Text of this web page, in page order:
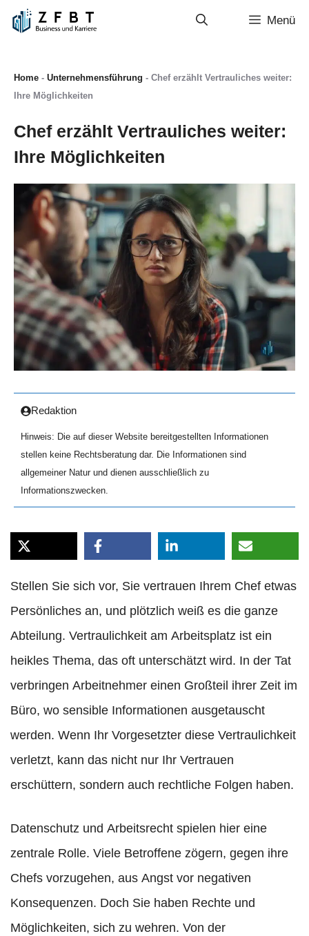
Zum
Inhalt
Menü
Home - Unternehmensführung - Chef erzählt Vertrauliches weiter:
Ihre Möglichkeiten
Chef erzählt Vertrauliches weiter:
Ihre Möglichkeiten
Redaktion
Hinweis: Die auf dieser Website bereitgestellten Informationen
stellen keine Rechtsberatung dar. Die Informationen sind
allgemeiner Natur und dienen ausschließlich zu
Informationszwecken.
Stellen Sie sich vor, Sie vertrauen Ihrem Chef etwas
Persönliches an, und plötzlich weiß es die ganze
Abteilung. Vertraulichkeit am Arbeitsplatz ist ein
heikles Thema, das oft unterschätzt wird. In der Tat
verbringen Arbeitnehmer einen Großteil ihrer Zeit im
Büro, wo sensible Informationen ausgetauscht
werden. Wenn Ihr Vorgesetzter diese Vertraulichkeit
verletzt, kann das nicht nur Ihr Vertrauen
erschüttern, sondern auch rechtliche Folgen haben.
Datenschutz und Arbeitsrecht spielen hier eine
zentrale Rolle. Viele Betroffene zögern, gegen ihre
Chefs vorzugehen, aus Angst vor negativen
Konsequenzen. Doch Sie haben Rechte und
Möglichkeiten, sich zu wehren. Von der